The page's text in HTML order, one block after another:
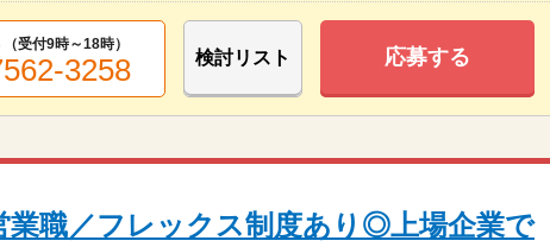
（受付9時～18時）
3258 検討リスト 応募する
業職／フレックス制度あり◎上場企業で